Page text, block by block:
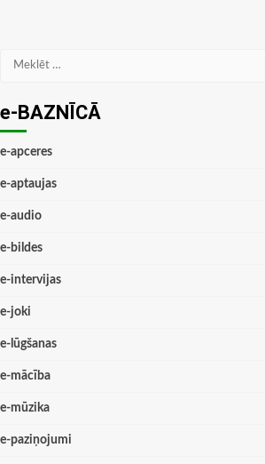
Meklēt:
e-BAZNĪCĀ
e-apceres
e-aptaujas
e-audio
e-bildes
e-intervijas
e-joki
e-lūgšanas
e-mācība
e-mūzika
e-paziņojumi